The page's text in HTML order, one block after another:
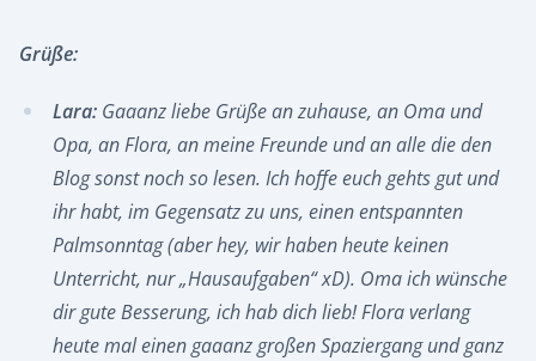
Grüße:
Lara: Gaaanz liebe Grüße an zuhause, an Oma und
Opa, an Flora, an meine Freunde und an alle die den
Blog sonst noch so lesen. Ich hoffe euch gehts gut und
ihr habt, im Gegensatz zu uns, einen entspannten
Palmsonntag (aber hey, wir haben heute keinen
Unterricht, nur „Hausaufgaben“ xD). Oma ich wünsche
dir gute Besserung, ich hab dich lieb! Flora verlang
heute mal einen gaaanz großen Spaziergang und ganz